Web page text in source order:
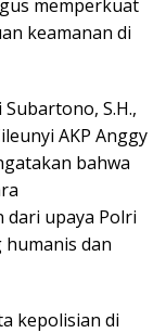
memperkuat
keamanan di
S.H.,
AKP Anggy
bahwa
dari upaya Polri
dan
kepolisian di